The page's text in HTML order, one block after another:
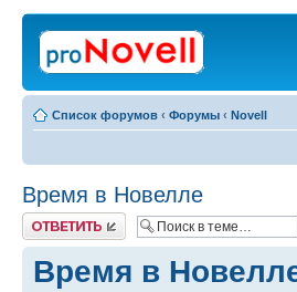
Список форумов ‹ Форумы ‹ Novell
Время в Новелле
Ответить
Время в